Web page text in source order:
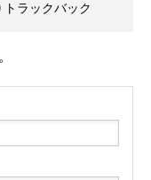
トラックバック